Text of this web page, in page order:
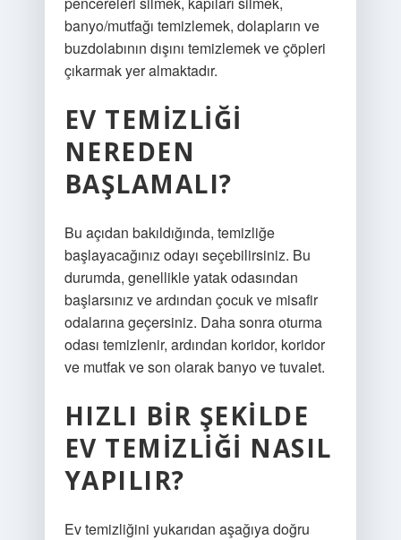
banyo/mutfağı temizlemek, dolapların ve
buzdolabının dışını temizlemek ve çöpleri
çıkarmak yer almaktadır.
EV TEMIZLIĞI
NEREDEN
BAŞLAMALI?
Bu açıdan bakıldığında, temizliğe
başlayacağınız odayı seçebilirsiniz. Bu
durumda, genellikle yatak odasından
başlarsınız ve ardından çocuk ve misafir
odalarına geçersiniz. Daha sonra oturma
odası temizlenir, ardından koridor, koridor
ve mutfak ve son olarak banyo ve tuvalet.
HIZLI BIR ŞEKILDE
EV TEMIZLIĞI NASIL
YAPILIR?
Ev temizliğini yukarıdan aşağıya doğru